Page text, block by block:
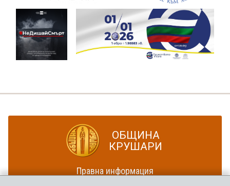
ОБЩИНА
КРУШАРИ
Правна информация